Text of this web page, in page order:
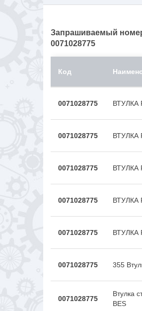
Запрашиваемый
0071028775
Код
0071028775 ВТУЛКА
0071028775 ВТУЛКА
0071028775 ВТУЛКА
0071028775 ВТУЛКА
0071028775 ВТУЛКА
0071028775 355
0071028775
Втулка
BES